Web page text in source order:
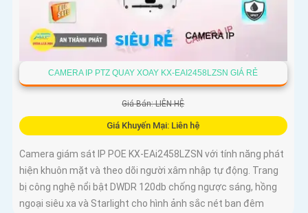
CAMERA IP PTZ QUAY XOAY KX-EAI2458LZSN GIÁ RẺ
Giá Bán: LIÊN HỆ
Giá Khuyến Mại: Liên hệ
Camera giám sát IP POE KX-EAi2458LZSN với tính năng phát
hiện khuôn mặt và theo dõi người xâm nhập tự động. Trang
bị công nghệ nổi bật DWDR 120db chống ngược sáng, hồng
ngoại siêu xa và Starlight cho hình ảnh sắc nét ban đêm